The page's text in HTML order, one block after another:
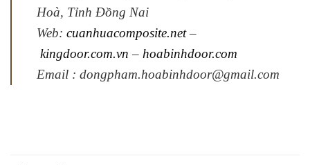
Hoà, Tỉnh Đồng Nai
Web: cuanhuacomposite.net–
kingdoor.com.vn – hoabinhdoor.com
Email : dongpham.hoabinhdoor@gmail.com